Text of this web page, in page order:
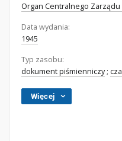
Organ Centralnego
Data wydania:
1945
Typ zasobu:
dokument piśmienniczy;
Więcej